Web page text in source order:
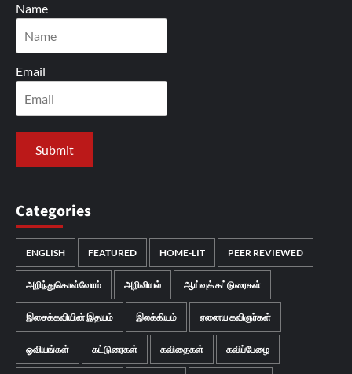
Name
Email
Categories
ENGLISH FEATURED HOME-LIT PEER REVIEWED
அறிந்துகொள்வோம் அறிவியல் ஆய்வுக் கட்டுரைகள்
இசைக்கவியின் இதயம் இலக்கியம் ஏனைய கவிஞர்கள்
ஓவியங்கள் கட்டுரைகள் கவிதைகள் கவிப்பேழை